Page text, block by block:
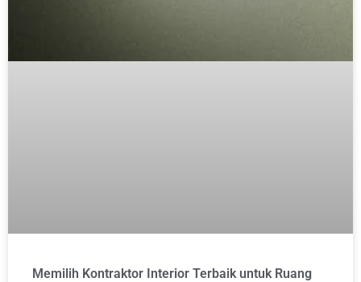
Memilih Kontraktor Interior Terbaik untuk Ruang